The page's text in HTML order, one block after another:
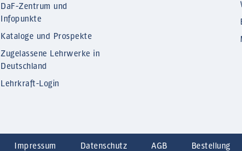
DaF-Zentrum und
Infopunkte
Kataloge und Prospekte
Zugelassene Lehrwerke in
Deutschland
Lehrkraft-Login
Impressum Datenschutz AGB Bestellung